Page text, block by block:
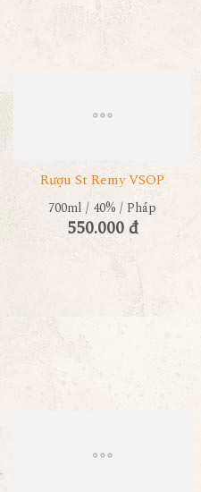
Rượu St Remy VSOP
700ml / 40% / Pháp
550.000 đ